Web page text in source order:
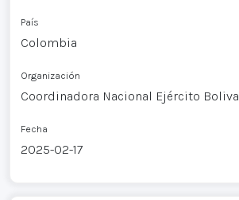
País
Colombia
Organización
Coordinadora Nacional Ejército
Fecha
2025-02-17